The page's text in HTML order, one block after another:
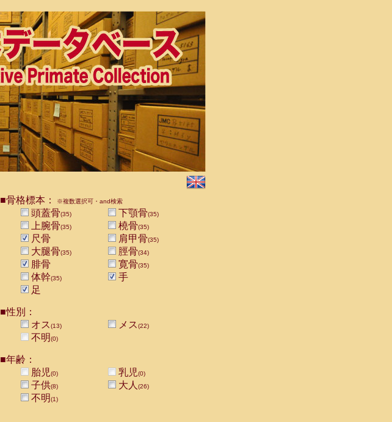
■骨格標本： ※複数選択可・and検索
頭蓋骨(35) 下顎骨(35)
上腕骨(35) 橈骨(35)
尺骨 肩甲骨(35)
大腿骨(35) 脛骨(34)
腓骨 寛骨(35)
体幹(35)
手
足
■性別：
オス(13) メス(22)
不明(0)
■年齢：
胎児(0) 乳児(0)
子供(8) 大人 (26)
不明(1)